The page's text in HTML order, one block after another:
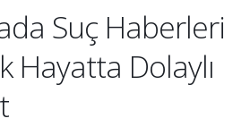
Suç Haberleri
Hayatta Dolaylı